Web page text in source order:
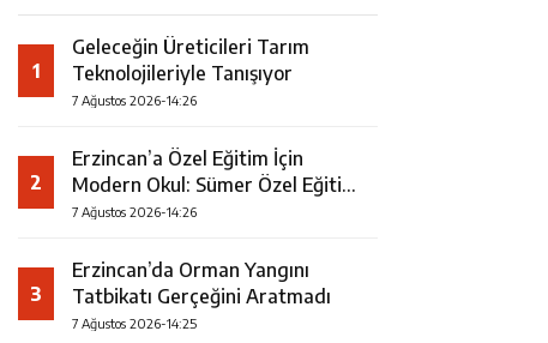
1
Geleceğin Üreticileri Tarım
Teknolojileriyle Tanışıyor
7 Ağustos 2026-14:26
2
Erzincan’a Özel Eğitim İçin
Modern Okul: Sümer Özel Eğitim
Meslek Okulu Protokolü
7 Ağustos 2026-14:26
3
Erzincan’da Orman Yangını
Tatbikatı Gerçeğini Aratmadı
7 Ağustos 2026-14:25